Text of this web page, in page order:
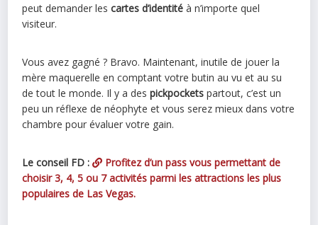
peut demander lescartes d’identité à n’importe quel
visiteur.
Vous avez gagné ? Bravo. Maintenant, inutile de jouer la
mère maquerelle en comptant votre butin au vu et au su
de tout le monde. Il y a despickpockets partout, c’est un
peu un réflexe de néophyte et vous serez mieux dans votre
chambre pour évaluer votre gain.
Le conseil FD :
Profitez d’un pass vous permettant de
choisir 3, 4, 5 ou 7 activités parmi les attractions les plus
populaires de Las Vegas.